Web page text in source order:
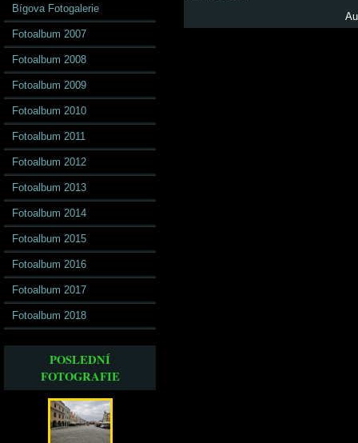
Bígova Fotogalerie
Fotoalbum 2007
Fotoalbum 2008
Fotoalbum 2009
Fotoalbum 2010
Fotoalbum 2011
Fotoalbum 2012
Fotoalbum 2013
Fotoalbum 2014
Fotoalbum 2015
Fotoalbum 2016
Fotoalbum 2017
Fotoalbum 2018
POSLEDNÍ
FOTOGRAFIE